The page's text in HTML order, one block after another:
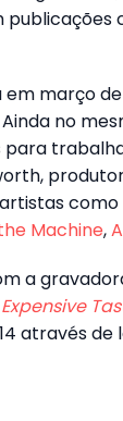
publicações
março de
no
para
como
Machine,
a
através de